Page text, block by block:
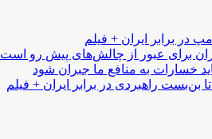
در برابر ایران + فیلم
برای عبور از چالش‌های پیش رو است
خسارات به منافع ما جبران شود
بن‌بست راهبردی در برابر ایران + فیلم